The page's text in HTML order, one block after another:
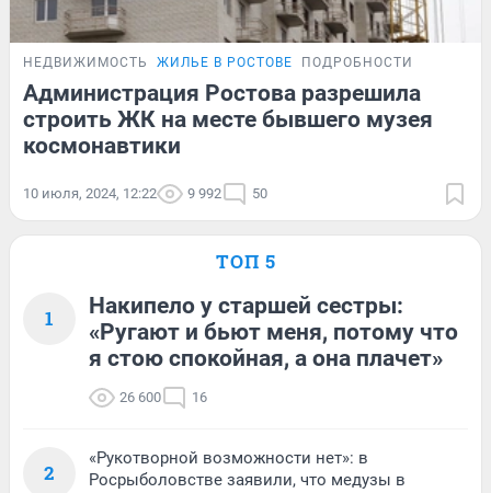
НЕДВИЖИМОСТЬ ЖИЛЬЕ В РОСТОВЕ ПОДРОБНОСТИ
Администрация Ростова разрешила
строить ЖК на месте бывшего музея
космонавтики
10 июля, 2024, 12:22 9 992 50
ТОП 5
1
Накипело у старшей сестры:
«Ругают и бьют меня, потому что
я стою спокойная, а она плачет»
26 600 16
2
«Рукотворной возможности нет»: в
Росрыболовстве заявили, что медузы в